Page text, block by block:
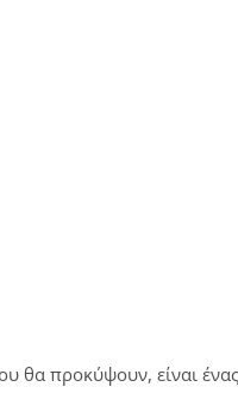
θα προκύψουν, είναι